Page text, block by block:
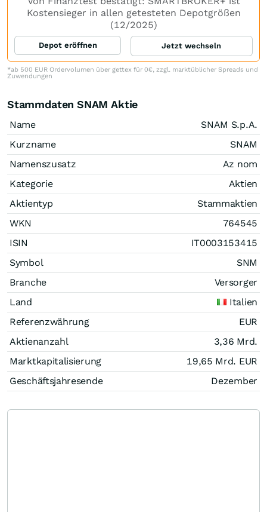
Kostensieger in allen getesteten Depotgrößen
(12/2025)
Depot eröffnen Jetzt wechseln
*ab 500 EUR Ordervolumen über gettex für 0€, zzgl. marktüblicher Spreads und
Zuwendungen
Stammdaten SNAM Aktie
Name
SNAM S.p.A.
Kurzname
SNAM
Namenszusatz
Az nom
Kategorie
Aktien
Aktientyp
Stammaktien
WKN
764545
ISIN
IT0003153415
Symbol
SNM
Branche
Versorger
Land
Italien
Referenzwährung
EUR
Aktienanzahl
3,36 Mrd.
Marktkapitalisierung
19,65 Mrd. EUR
Geschäftsjahresende
Dezember